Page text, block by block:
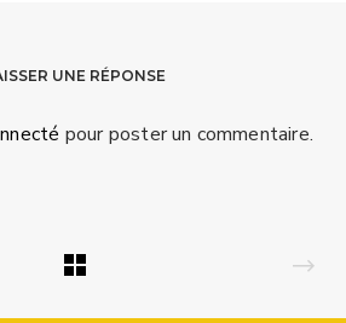
UNE RÉPONSE
pour poster un commentaire.